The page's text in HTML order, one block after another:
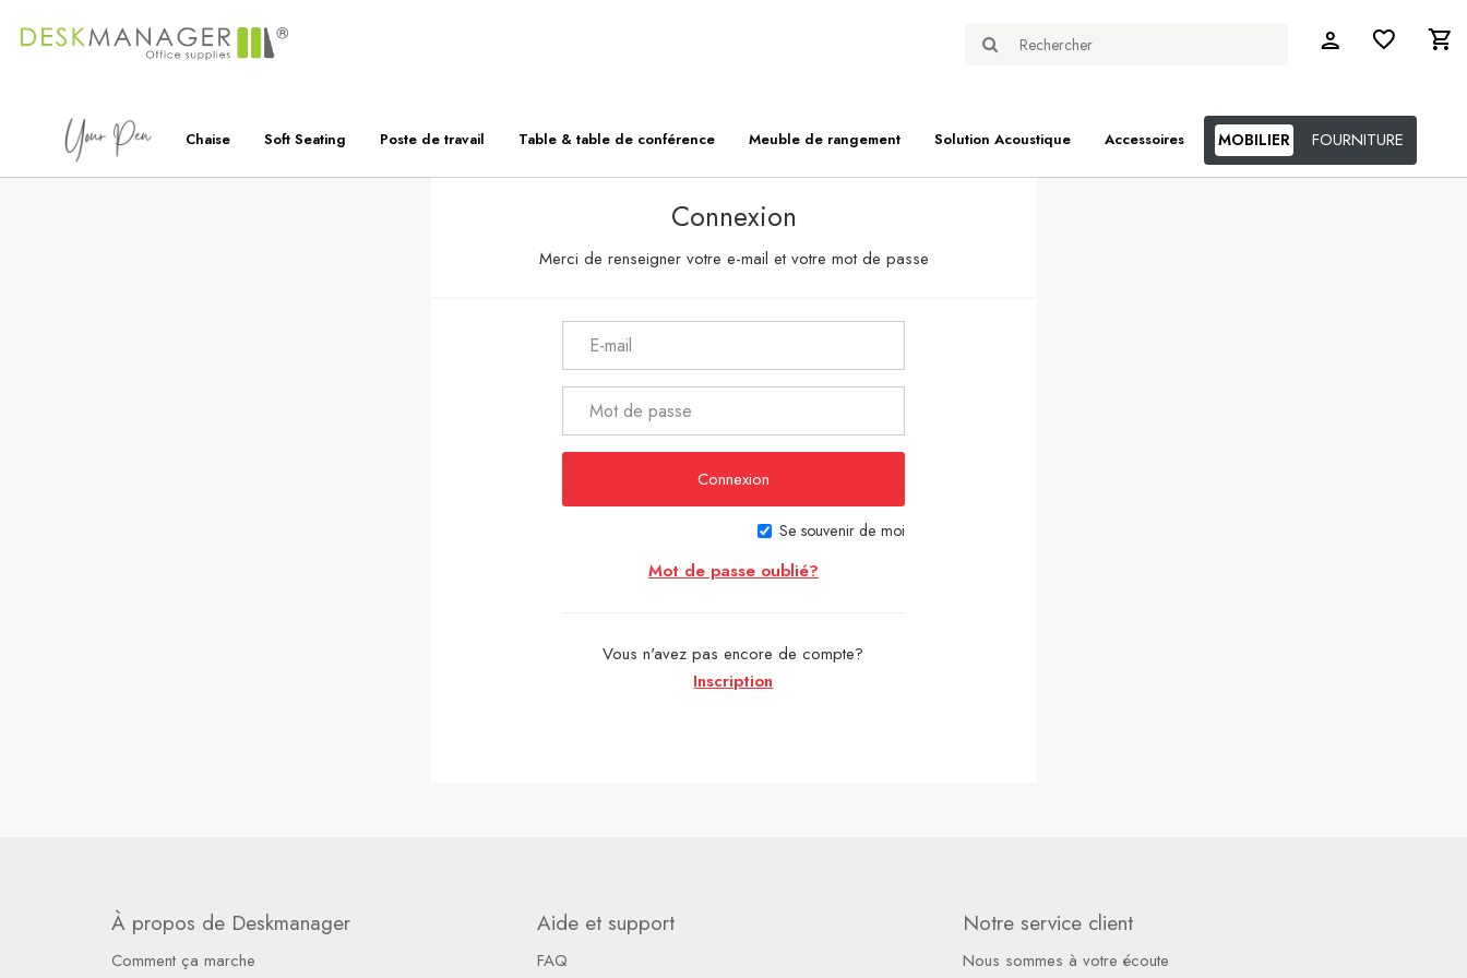
Chaise Soft Seating Poste de travail Table & table de conférence Meuble de rangement Solution Acoustique Accessoires MOBILIER FOURNITURE
Connexion
Merci de renseigner votre e-mail et votre mot de passe
Connexion
Se souvenir de moi
Mot de passe oublié?
Vous n'avez pas encore de compte?
Inscription
À propos de Deskmanager
Comment ça marche
Aide et support
FAQ
Notre service client
Nous sommes à votre écoute